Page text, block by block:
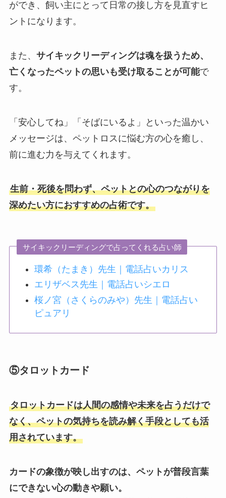
ができ、飼い主にとって日常の接し方を見直すヒ
ントになります。
また、 サイキックリーディングは魂を扱うため、
亡くなったペットの思いも受け取ることが可能で
す。
「安心してね」「そばにいるよ」といった温かい
メッセージは、ペットロスに悩む方の心を癒し、
前に進む力を与えてくれます。
生前・死後を問わず、ペットとの心のつながりを
深めたい方におすすめの占術です。
サイキックリーディングで占ってくれる占い師
環希（たまき）先生｜電話占いカリス
エリザベス先生｜電話占いシエロ
桜ノ宮（さくらのみや）先生｜電話占い
ピュアリ
⑤タロットカード
タロットカードは人間の感情や未来を占うだけで
なく、ペットの気持ちを読み解く手段としても活
用されています。
カードの象徴が映し出すのは、ペットが普段言葉
にできない心の動きや願い。